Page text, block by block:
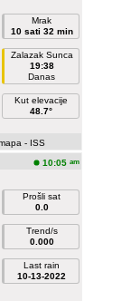
Mrak
10 sati 32 min
Zalazak Sunca
19:38
Danas
Kut elevacije
48.7°
- ISS
10:05 am
Prošli sat
0.0
Trend/s
0.000
Last rain
10-13-2022